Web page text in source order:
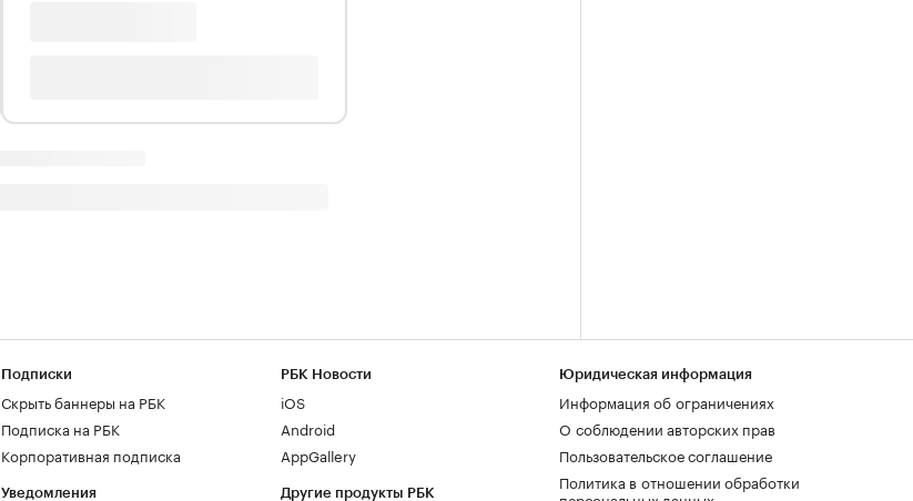
Подписки
Скрыть баннеры на РБК
Подписка на РБК
Корпоративная подписка
Уведомления
РБК Новости
iOS
Android
AppGallery
Другие продукты РБК
Юридическая информация
Информация об ограничениях
О соблюдении авторских прав
Пользовательское соглашение
Политика в отношении обработки